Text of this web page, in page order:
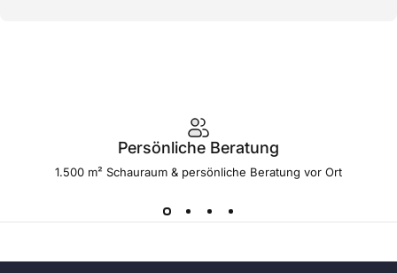
Persönliche Beratung
1.500 m² Schauraum & persönliche Beratung vor Ort